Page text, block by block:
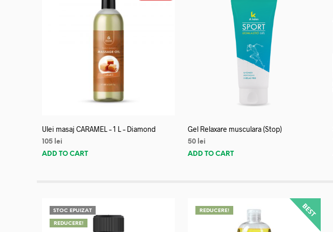
Ulei masaj CARAMEL – 1 L – Diamond
105 lei
ADD TO CART
Gel Relaxare musculara (Stop)
50 lei
ADD TO CART
STOC EPUIZAT
REDUCERE!
REDUCERE!